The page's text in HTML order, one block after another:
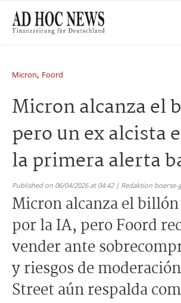
Micron, Foord
Micron alcanza el
pero un ex alcista
la primera alerta
Published on 06/04/2026 at 04:42 | Redaktion boerse-
Micron alcanza el
por la IA, pero Foord
vender ante
y riesgos de
Street aún respalda